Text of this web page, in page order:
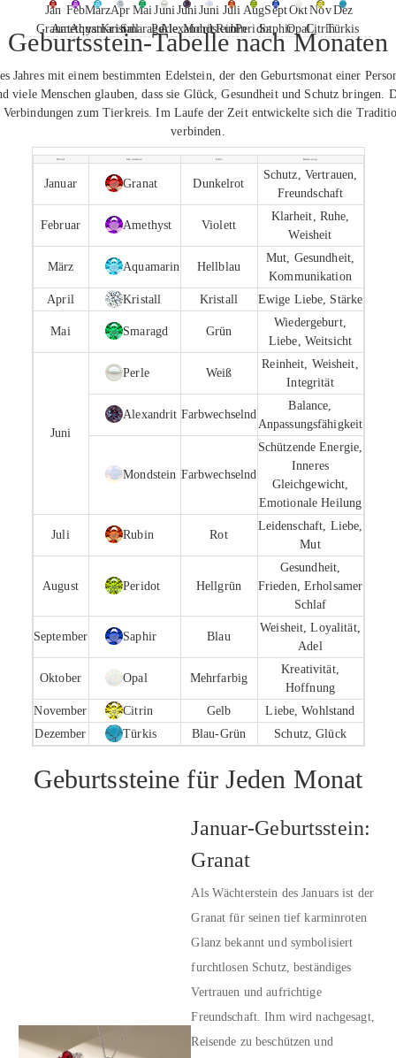
Jan
Granat
Feb
Amethyst
März
Aquamarin
Apr
Kristall
Mai
Smaragd
Juni
Perle
Juni
Alexandrit
Juni
Mondstein
Juli
Rubin
Aug
Peridot
Sept
Saphir
Okt
Opal
Nov
Citrin
Dez
Türkis
Geburtsstein-Tabelle nach Monaten
Jahres mit einem bestimmten Edelstein, der den Geburtsmonat einer
viele Menschen glauben, dass sie Glück, Gesundheit und Schutz
Verbindungen zum Tierkreis. Im Laufe der Zeit entwickelte sich die
verbinden.
Monat Geburtsstein Farbe Bedeutung
Januar Granat Dunkelrot
Schutz, Vertrauen,
Freundschaft
Februar Amethyst Violett
Klarheit, Ruhe,
Weisheit
März Aquamarin Hellblau
Mut, Gesundheit,
Kommunikation
April
Kristall Kristall Ewige Liebe, Stärke
Mai Smaragd Grün
Wiedergeburt,
Liebe, Weitsicht
Juni
Perle Weiß
Reinheit, Weisheit,
Integrität
Alexandrit Farbwechselnd
Balance,
Anpassungsfähigkeit
Mondstein Farbwechselnd
Schützende Energie,
Inneres
Gleichgewicht,
Emotionale Heilung
Juli Rubin Rot
Leidenschaft, Liebe,
Mut
August Peridot Hellgrün
Gesundheit,
Frieden, Erholsamer
Schlaf
September Saphir Blau
Weisheit, Loyalität,
Adel
Oktober Opal Mehrfarbig
Kreativität,
Hoffnung
November
Citrin Gelb
Liebe, Wohlstand
Dezember
Türkis Blau-Grün Schutz, Glück
Geburtssteine für Jeden Monat
Januar-Geburtsstein:
Granat
Als Wächterstein des Januars ist der
Granat für seinen tief karminroten
Glanz bekannt und symbolisiert
furchtlosen Schutz, beständiges
Vertrauen und aufrichtige
Freundschaft. Ihm wird nachgesagt,
Reisende zu beschützen und